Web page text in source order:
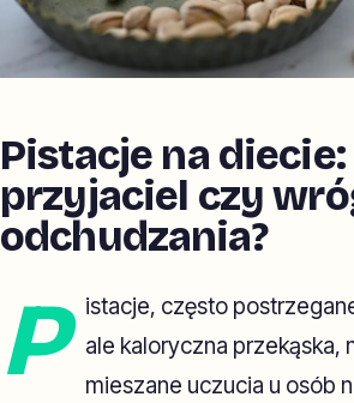
Pistacje na diecie:
przyjaciel czy
odchudzania?
P
istacje, często
ale kaloryczna przekąska,
mieszane uczucia u osób